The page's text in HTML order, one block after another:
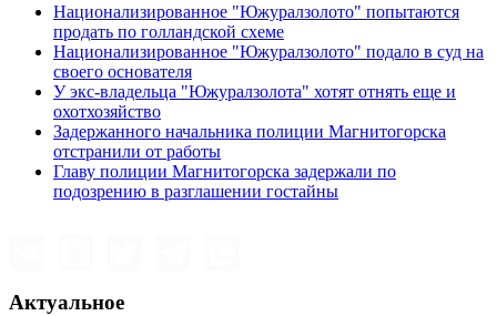
Национализированное "Южуралзолото" попытаются
продать по голландской схеме
Национализированное "Южуралзолото" подало в суд на
своего основателя
У экс-владельца "Южуралзолота" хотят отнять еще и
охотхозяйство
Задержанного начальника полиции Магнитогорска
отстранили от работы
Главу полиции Магнитогорска задержали по
подозрению в разглашении гостайны
Актуальное